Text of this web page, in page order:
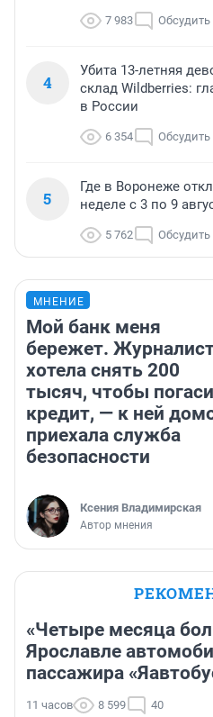
7 983 Обсудить
4
Убита 13-летняя
склад Wildberries:
в России
6 354 Обсудить
5
Где в Воронеже
неделе с 3 по 9
5 762 Обсудить
МНЕНИЕ
Мой банк меня
бережет.
хотела снять 200
тысяч, чтобы
кредит, — к ней
приехала служба
безопасности
Ксения Владимирская
Автор мнения
«Четыре месяца
Ярославле
пассажира
11 часов 8 599 40